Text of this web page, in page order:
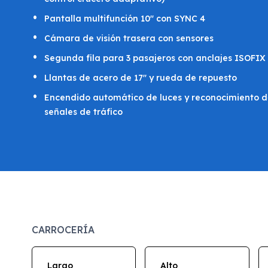
Pantalla multifunción 10" con SYNC 4
Cámara de visión trasera con sensores
Segunda fila para 3 pasajeros con anclajes ISOFIX
Llantas de acero de 17" y rueda de repuesto
Encendido automático de luces y reconocimiento
señales de tráfico
CARROCERÍA
Largo Alto